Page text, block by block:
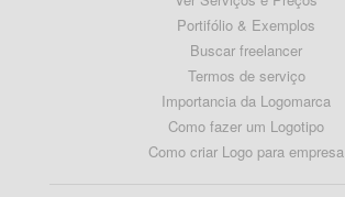
Portifólio & Exemplos
Buscar freelancer
Termos de serviço
Importancia da Logomarca
Como fazer um Logotipo
Como criar Logo para empresa